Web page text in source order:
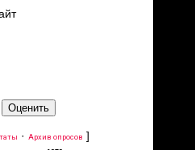
· Архив опросов ]